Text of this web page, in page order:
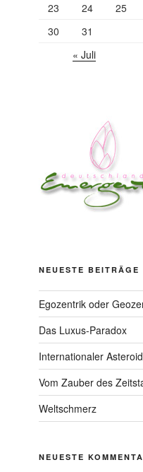
23
24 25
30
31
« Juli
NEUESTE BEITRÄGE
Egozentrik oder
Das Luxus-Paradox
Internationaler
Vom Zauber des
Weltschmerz
NEUESTE